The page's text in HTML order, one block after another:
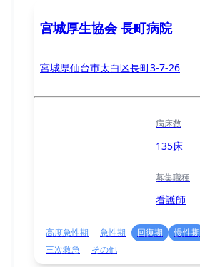
宮城厚生協会 長町病院
宮城県仙台市太白区長町3-7-26
病床数
135床
募集職種
看護師
高度急性期 急性期 回復期 慢性期
三次救急
その他